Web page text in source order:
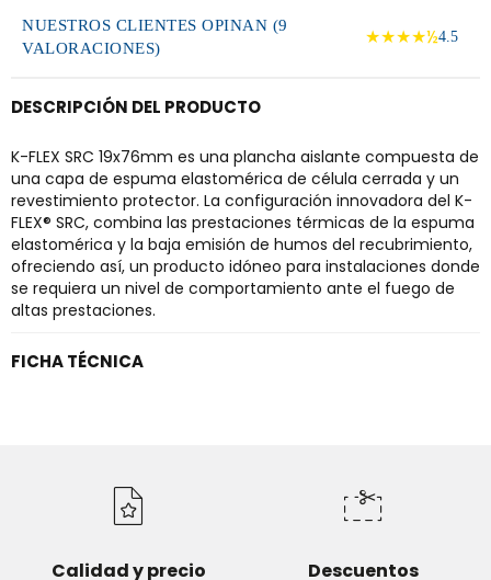
NUESTROS CLIENTES OPINAN (9
VALORACIONES)
★★★★½4.5
DESCRIPCIÓN DEL PRODUCTO
K-FLEX SRC 19x76mm es una plancha aislante compuesta de
una capa de espuma elastomérica de célula cerrada y un
revestimiento protector. La configuración innovadora del K-
FLEX® SRC, combina las prestaciones térmicas de la espuma
elastomérica y la baja emisión de humos del recubrimiento,
ofreciendo así, un producto idóneo para instalaciones donde
se requiera un nivel de comportamiento ante el fuego de
altas prestaciones.
FICHA TÉCNICA
Calidad y precio Descuentos